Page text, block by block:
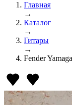
Главная
→
Каталог
→
Гитары
→
Fender